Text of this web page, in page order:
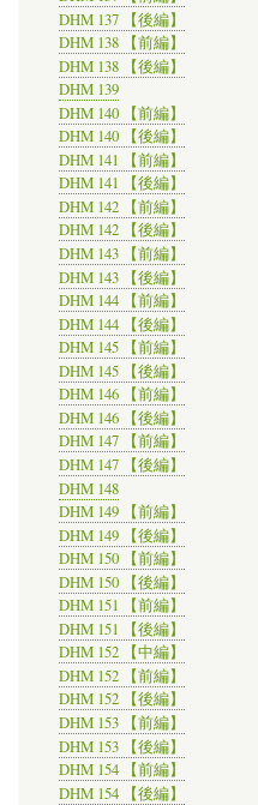
DHM 137 【後編】
DHM 138 【前編】
DHM 138 【後編】
DHM 139
DHM 140 【前編】
DHM 140 【後編】
DHM 141 【前編】
DHM 141 【後編】
DHM 142 【前編】
DHM 142 【後編】
DHM 143 【前編】
DHM 143 【後編】
DHM 144 【前編】
DHM 144 【後編】
DHM 145 【前編】
DHM 145 【後編】
DHM 146 【前編】
DHM 146 【後編】
DHM 147 【前編】
DHM 147 【後編】
DHM 148
DHM 149 【前編】
DHM 149 【後編】
DHM 150 【前編】
DHM 150 【後編】
DHM 151 【前編】
DHM 151 【後編】
DHM 152 【中編】
DHM 152 【前編】
DHM 152 【後編】
DHM 153 【前編】
DHM 153 【後編】
DHM 154 【前編】
DHM 154 【後編】